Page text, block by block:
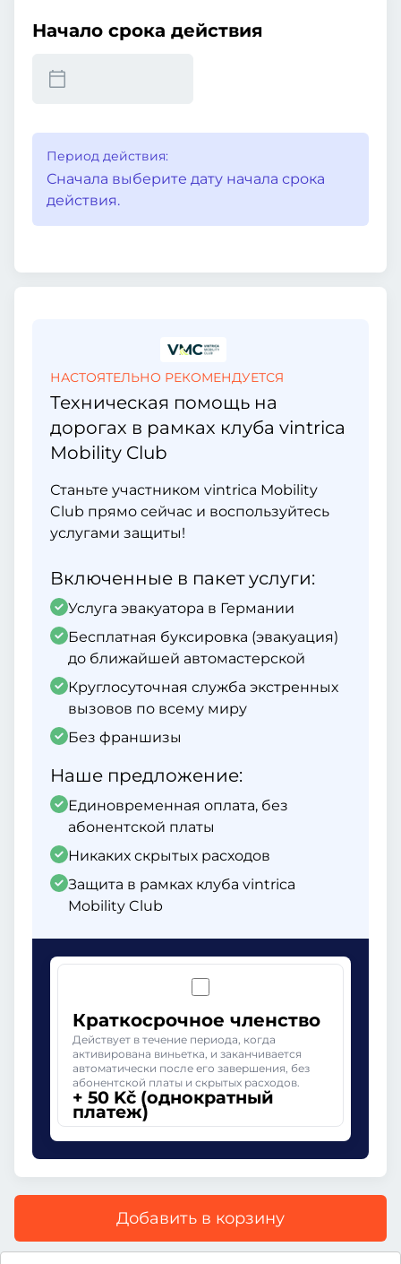
Начало срока действия
Период действия:
Сначала выберите дату начала срока
действия.
НАСТОЯТЕЛЬНО РЕКОМЕНДУЕТСЯ
Техническая помощь на
дорогах в рамках клуба vintrica
Mobility Club
Станьте участником vintrica Mobility
Club прямо сейчас и воспользуйтесь
услугами защиты!
Включенные в пакет услуги:
Услуга эвакуатора в Германии
Бесплатная буксировка (эвакуация)
до ближайшей автомастерской
Круглосуточная служба экстренных
вызовов по всему миру
Без франшизы
Наше предложение:
Единовременная оплата, без
абонентской платы
Никаких скрытых расходов
Защита в рамках клуба vintrica
Mobility Club
Краткосрочное членство
Действует в течение периода, когда
активирована виньетка, и заканчивается
автоматически после его завершения, без
абонентской платы и скрытых расходов.
+ 50 Kč (однократный
платеж)
Добавить в корзину